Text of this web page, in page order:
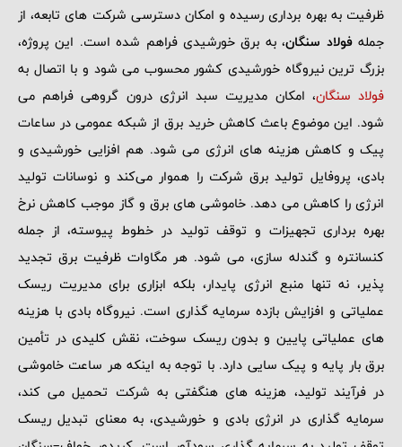
ظرفیت به بهره‌ برداری رسیده و امکان دسترسی شرکت ‌های تابعه، از
جملهفولاد سنگان، به برق خورشیدی فراهم شده است. این پروژه،
بزرگ ‌ترین نیروگاه خورشیدی کشور محسوب می ‌شود و با اتصال به
فولاد سنگان، امکان مدیریت سبد انرژی درون ‌گروهی فراهم می‌
شود. این موضوع باعث کاهش خرید برق از شبکه عمومی در ساعات
پیک و کاهش هزینه ‌های انرژی می ‌شود. هم ‌افزایی خورشیدی و
بادی، پروفایل تولید برق شرکت را هموار می‌کند و نوسانات تولید
انرژی را کاهش می ‌دهد. خاموشی‌ های برق و گاز موجب کاهش نرخ
بهره ‌برداری تجهیزات و توقف تولید در خطوط پیوسته، از جمله
کنسانتره و گندله ‌سازی، می‌ شود. هر مگاوات ظرفیت برق تجدید
پذیر، نه تنها منبع انرژی پایدار، بلکه ابزاری برای مدیریت ریسک
عملیاتی و افزایش بازده سرمایه ‌گذاری است. نیروگاه بادی با هزینه‌
های عملیاتی پایین و بدون ریسک سوخت، نقش کلیدی در تأمین
برق بار پایه و پیک ‌سایی دارد. با توجه به اینکه هر ساعت خاموشی
در فرآیند تولید، هزینه ‌های هنگفتی به شرکت تحمیل می ‌کند،
سرمایه ‌گذاری در انرژی بادی و خورشیدی، به معنای تبدیل ریسک